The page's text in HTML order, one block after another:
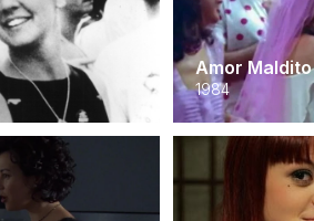
Amor Maldito
1984